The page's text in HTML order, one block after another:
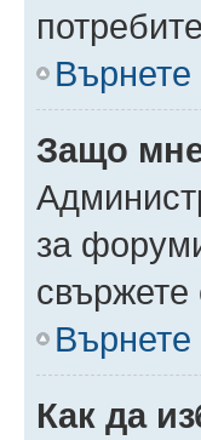
Върнете
Защо
за
свържете
Върнете
Как да